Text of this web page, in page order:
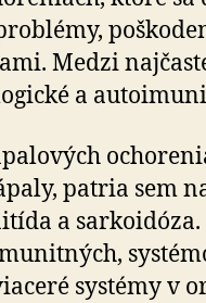
Medzi
a
patria sem
a sarkoidóza.
systémy v